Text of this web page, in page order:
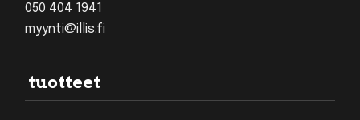
050 404 1941
myynti@illis.fi
tuotteet